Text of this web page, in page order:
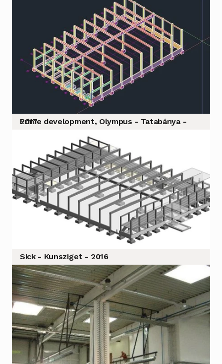
Prime development, Olympus - Tatabánya - 2017
Sick - Kunsziget - 2016